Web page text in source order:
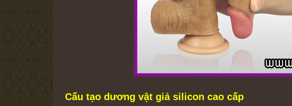
Cấu tạo dương vật giả silicon cao cấp